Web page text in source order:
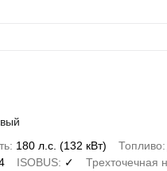
180 л.с. (132 кВт) Топливо
ISOBUS ✓ Трехточечная